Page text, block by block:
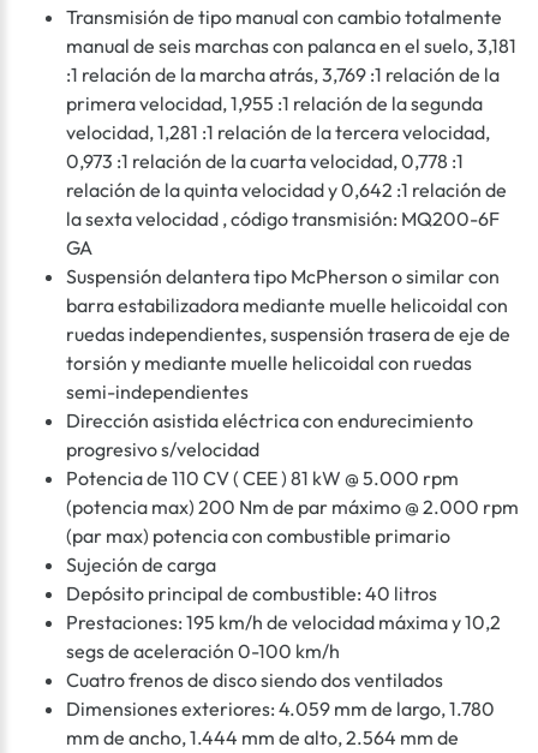
Transmisión de tipo manual con cambio totalmente
manual de seis marchas con palanca en el suelo, 3,181
:1 relación de la marcha atrás, 3,769 :1 relación de la
primera velocidad, 1,955 :1 relación de la segunda
velocidad, 1,281 :1 relación de la tercera velocidad,
0,973 :1 relación de la cuarta velocidad, 0,778 :1
relación de la quinta velocidad y 0,642 :1 relación de
la sexta velocidad , código transmisión: MQ200-6F
GA
Suspensión delantera tipo McPherson o similar con
barra estabilizadora mediante muelle helicoidal con
ruedas independientes, suspensión trasera de eje de
torsión y mediante muelle helicoidal con ruedas
semi-independientes
Dirección asistida eléctrica con endurecimiento
progresivo s/velocidad
Potencia de 110 CV ( CEE ) 81 kW @ 5.000 rpm
(potencia max) 200 Nm de par máximo @ 2.000 rpm
(par max) potencia con combustible primario
Sujeción de carga
Depósito principal de combustible: 40 litros
Prestaciones: 195 km/h de velocidad máxima y 10,2
segs de aceleración 0-100 km/h
Cuatro frenos de disco siendo dos ventilados
Dimensiones exteriores: 4.059 mm de largo, 1.780
mm de ancho, 1.444 mm de alto, 2.564 mm de